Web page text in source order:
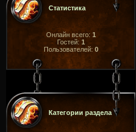
Статистика
Онлайн всего: 1
Гостей: 1
Пользователей: 0
Категории раздела